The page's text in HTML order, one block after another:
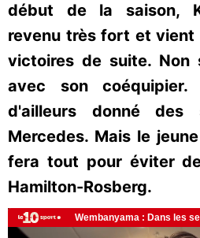
début de la saison,
revenu très fort et vient
victoires de suite. Non
avec son
d'ailleurs donné des
Mercedes. Mais le
fera tout pour éviter
Hamilton-Rosberg.